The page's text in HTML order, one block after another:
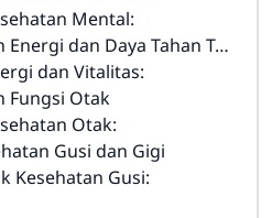
Mental:
dan Daya Tahan Tubuh
dan Vitalitas:
Fungsi Otak
Otak:
Gusi dan Gigi
Kesehatan Gusi: